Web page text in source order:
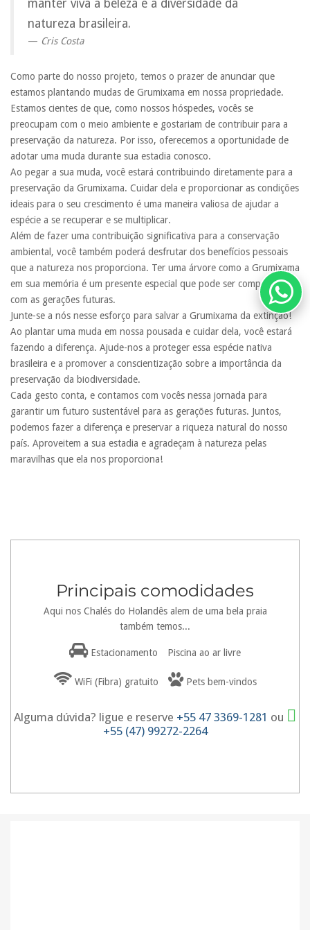
manter viva a beleza e a diversidade da
natureza brasileira.
Cris Costa
Como parte do nosso projeto, temos o prazer de anunciar que
estamos plantando mudas de Grumixama em nossa propriedade.
Estamos cientes de que, como nossos hóspedes, vocês se
preocupam com o meio ambiente e gostariam de contribuir para a
preservação da natureza. Por isso, oferecemos a oportunidade de
adotar uma muda durante sua estadia conosco.
Ao pegar a sua muda, você estará contribuindo diretamente para a
preservação da Grumixama. Cuidar dela e proporcionar as condições
ideais para o seu crescimento é uma maneira valiosa de ajudar a
espécie a se recuperar e se multiplicar.
Além de fazer uma contribuição significativa para a conservação
ambiental, você também poderá desfrutar dos benefícios pessoais
que a natureza nos proporciona. Ter uma árvore como a Grumixama
em sua memória é um presente especial que pode ser compartilhado
com as gerações futuras.
Junte-se a nós nesse esforço para salvar a Grumixama da extinção!
Ao plantar uma muda em nossa pousada e cuidar dela, você estará
fazendo a diferença. Ajude-nos a proteger essa espécie nativa
brasileira e a promover a conscientização sobre a importância da
preservação da biodiversidade.
Cada gesto conta, e contamos com vocês nessa jornada para
garantir um futuro sustentável para as gerações futuras. Juntos,
podemos fazer a diferença e preservar a riqueza natural do nosso
país. Aproveitem a sua estadia e agradeçam à natureza pelas
maravilhas que ela nos proporciona!
Principais comodidades
Aqui nos Chalés do Holandês alem de uma bela praia
também temos...
Estacionamento Piscina ao ar livre
WiFi (Fibra) gratuito Pets bem-vindos
Alguma dúvida? ligue e reserve +55 47 3369-1281 ou
+55 (47) 99272-2264